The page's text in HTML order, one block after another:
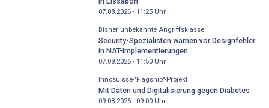
07.08.2026 - 11:25Uhr
Bisher unbekannte Angriffsklasse
Security-Spezialisten warnen vor Designfehler
in NAT-Implementierungen
07.08.2026 - 11:50Uhr
Innosuisse-"Flagship"-Projekt
Mit Daten und Digitalisierung gegen Diabetes
09.08.2026 - 09:00Uhr